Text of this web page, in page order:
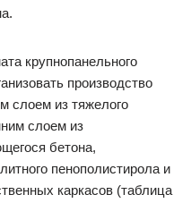
крупнопанельного
производство
слоем из тяжелого
слоем из
бетона,
пенополистирола и
каркасов (таблица